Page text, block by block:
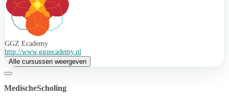
GGZ Ecademy
http://www.ggzecademy.nl
Alle cursussen weergeven
MedischeScholing